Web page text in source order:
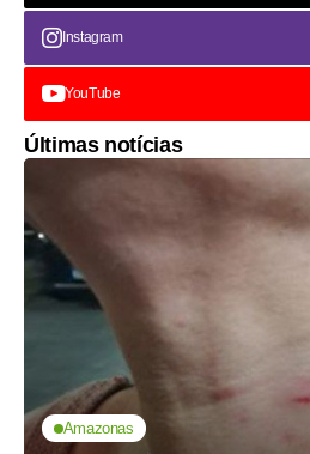
Instagram
YouTube
Últimas notícias
Amazonas